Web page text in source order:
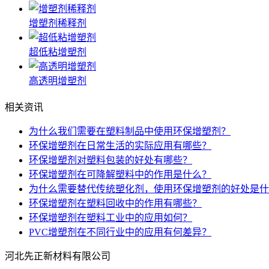
增塑剂稀释剂
超低粘增塑剂
高透明增塑剂
相关资讯
为什么我们需要在塑料制品中使用环保增塑剂？
环保增塑剂在日常生活的实际应用有哪些？
环保增塑剂对塑料包装的好处有哪些？
环保增塑剂在可降解塑料中的作用是什么？
为什么需要替代传统塑化剂，使用环保增塑剂的好处是
环保增塑剂在塑料回收中的作用有哪些？
环保增塑剂在塑料工业中的应用如何？
PVC增塑剂在不同行业中的应用有何差异？
河北先正新材料有限公司